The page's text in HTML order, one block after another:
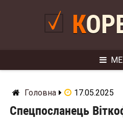
Головна 17.05.2025
Спецпосланець